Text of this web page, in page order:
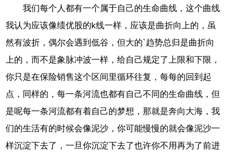
我们每个人都有一个属于自己的生命曲线，这个曲线
我认为应该像绩优股的k线一样，应该是曲折向上的，虽
然有波折，偶尔会遇到低谷，但大的`趋势总归是曲折向
上的，而不是象脉冲波一样，给自己规定了上限和下限，
你只是在保险销售这个区间里循环往复，每每的回到起
点，同样的，每一条河流也都有自己不同的生命曲线，但
是呢每一条河流都有着自己的梦想，那就是奔向大海，我
们的生活有的时候会像泥沙，你可能慢慢的就会像泥沙一
样沉淀下去了，一旦你沉淀下去了也许你不用再为了前进